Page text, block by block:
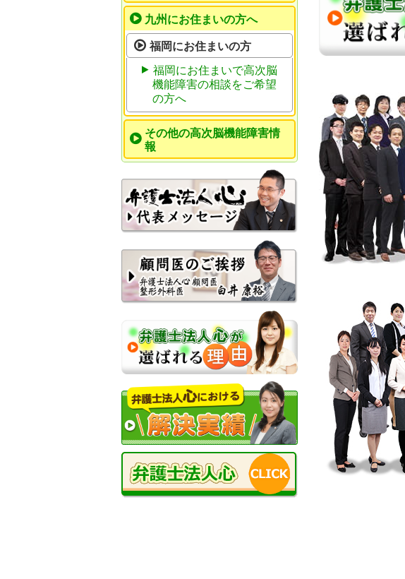
九州にお住まいの方へ
福岡にお住まいの方
福岡にお住まいで高次脳
機能障害の相談をご希望
の方へ
その他の高次脳機能障害情
報